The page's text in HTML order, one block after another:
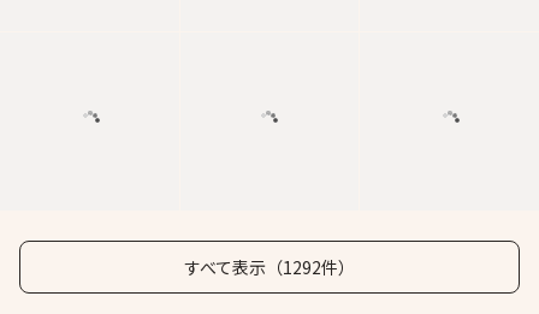
すべて表示（1292件）